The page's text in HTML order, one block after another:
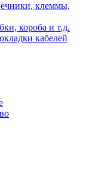
клеммы,
короба и т.д.
кабелей